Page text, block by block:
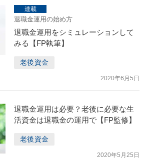
連載
退職金運用の始め方
退職金運用をシミュレーションして
みる【FP執筆】
老後資金
2020年6月5日
退職金運用は必要？老後に必要な生
活資金は退職金の運用で【FP監修】
老後資金
2020年5月25日